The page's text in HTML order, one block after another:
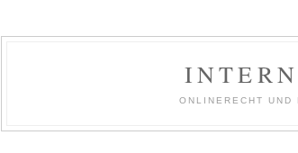
ONLINERECHT UND